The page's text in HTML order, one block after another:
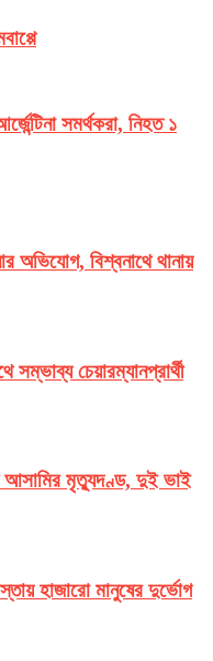
সমর্থকরা, নিহত ১
অভিযোগ, বিশ্বনাথে থানায়
সম্ভাব্য চেয়ারম্যানপ্রার্থী
আসামির মৃত্যুদণ্ড, দুই ভাই
হাজারো মানুষের দুর্ভোগ